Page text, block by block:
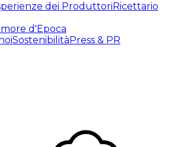
dei ProduttoriRicettario
d'Epoca
SostenibilitàPress & PR